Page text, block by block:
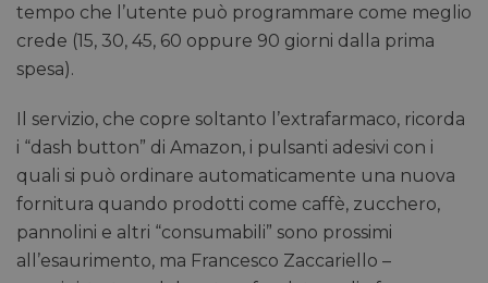
tempo che l’utente può programmare come meglio
crede (15, 30, 45, 60 oppure 90 giorni dalla prima
spesa).
Il servizio, che copre soltanto l’extrafarmaco, ricorda
i “dash button” di Amazon, i pulsanti adesivi con i
quali si può ordinare automaticamente una nuova
fornitura quando prodotti come caffè, zucchero,
pannolini e altri “consumabili” sono prossimi
all’esaurimento, ma Francesco Zaccariello –